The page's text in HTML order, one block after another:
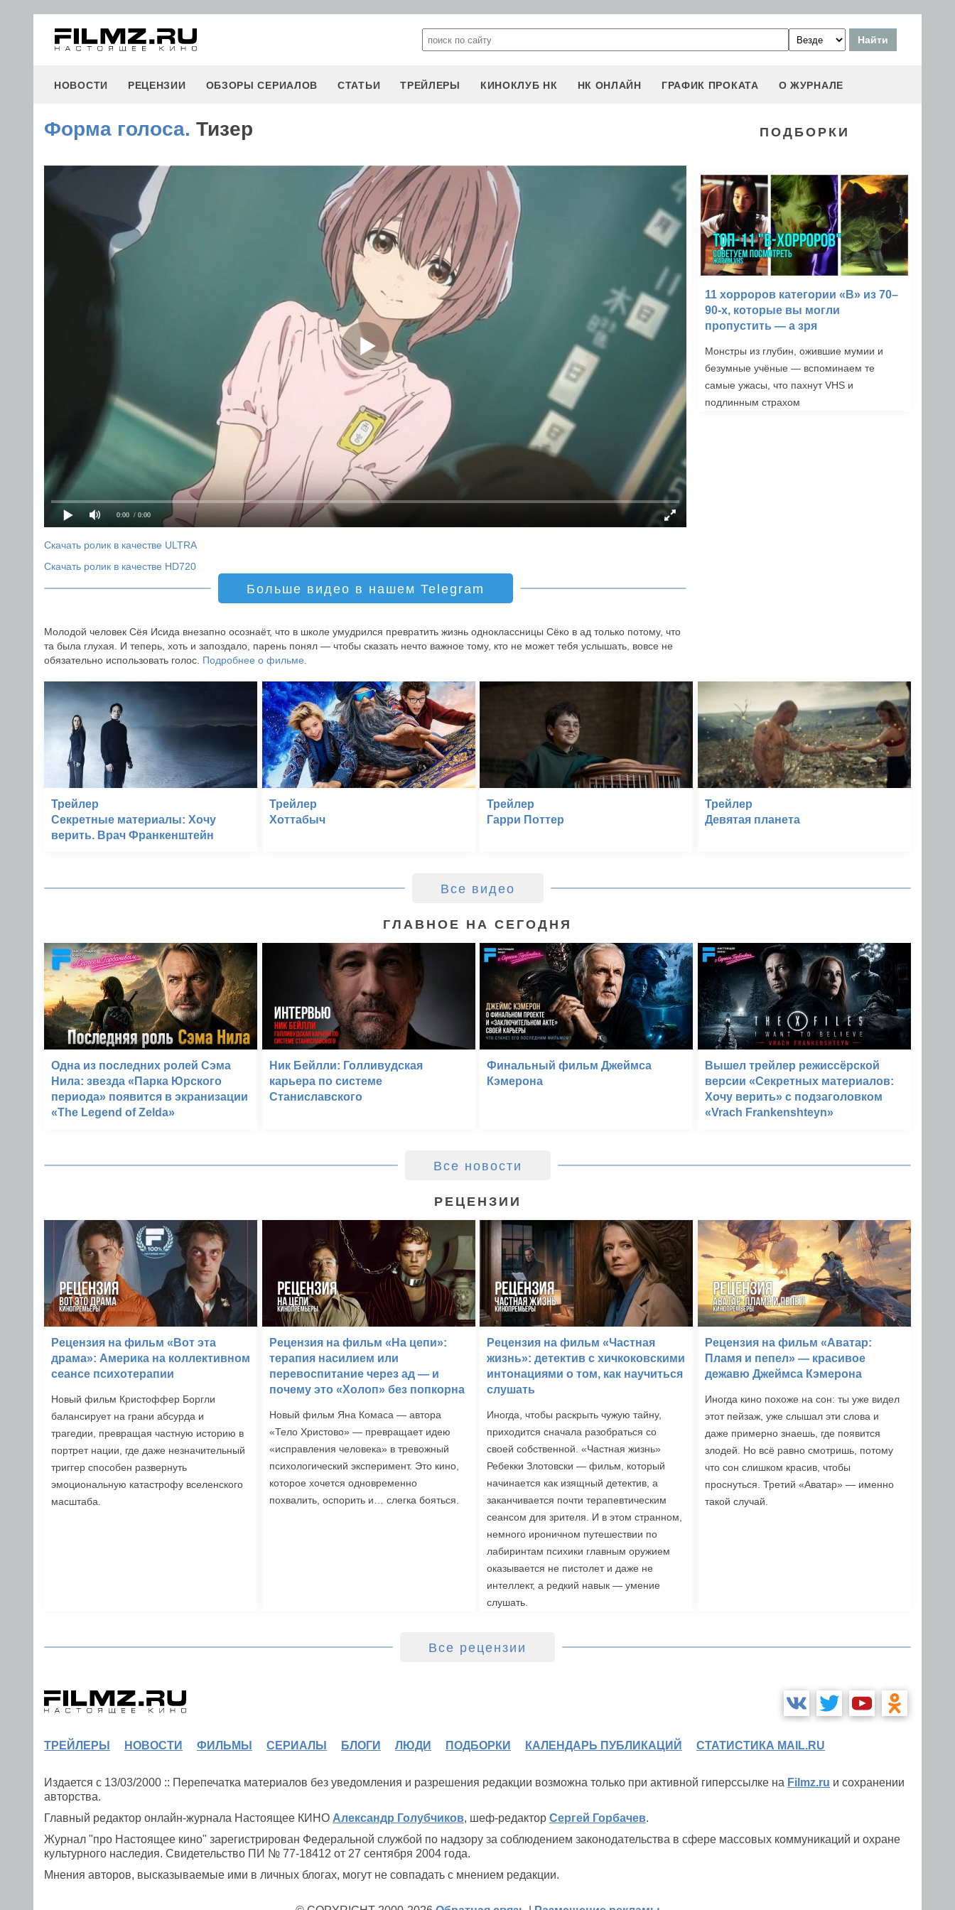
НОВОСТИ РЕЦЕНЗИИ ОБЗОРЫ СЕРИАЛОВ СТАТЬИ ТРЕЙЛЕРЫ КИНОКЛУБ НК НК ОНЛАЙН ГРАФИК ПРОКАТА О ЖУРНАЛЕ
Форма голоса. Тизер
0:00 / 0:00
Скачать ролик в качестве ULTRA
Скачать ролик в качестве HD720
Больше видео в нашем Telegram
Молодой человек Сёя Исида внезапно осознаёт, что в школе умудрился превратить жизнь одноклассницы Сёко в ад только потому, что
та была глухая. И теперь, хоть и запоздало, парень понял — чтобы сказать нечто важное тому, кто не может тебя услышать, вовсе не
обязательно использовать голос. Подробнее о фильме.
ПОДБОРКИ
11 хорроров категории «B» из 70–
90-х, которые вы могли
пропустить — а зря
Монстры из глубин, ожившие мумии и
безумные учёные — вспоминаем те
самые ужасы, что пахнут VHS и
подлинным страхом
Трейлер
Секретные материалы: Хочу
верить. Врач Франкенштейн
Трейлер
Хоттабыч
Трейлер
Гарри Поттер
Трейлер
Девятая планета
Все видео
ГЛАВНОЕ НА СЕГОДНЯ
Одна из последних ролей Сэма
Нила: звезда «Парка Юрского
периода» появится в экранизации
«The Legend of Zelda»
Ник Бейлли: Голливудская
карьера по системе
Станиславского
Финальный фильм Джеймса
Кэмерона
Вышел трейлер режиссёрской
версии «Секретных материалов:
Хочу верить» с подзаголовком
«Vrach Frankenshteyn»
Все новости
РЕЦЕНЗИИ
Рецензия на фильм «Вот эта
драма»: Америка на коллективном
сеансе психотерапии
Новый фильм Кристоффер Боргли
балансирует на грани абсурда и
трагедии, превращая частную историю в
портрет нации, где даже незначительный
триггер способен развернуть
эмоциональную катастрофу вселенского
масштаба.
Рецензия на фильм «На цепи»:
терапия насилием или
перевоспитание через ад — и
почему это «Холоп» без попкорна
Новый фильм Яна Комаса — автора
«Тело Христово» — превращает идею
«исправления человека» в тревожный
психологический эксперимент. Это кино,
которое хочется одновременно
похвалить, оспорить и… слегка бояться.
Рецензия на фильм «Частная
жизнь»: детектив с хичкоковскими
интонациями о том, как научиться
слушать
Иногда, чтобы раскрыть чужую тайну,
приходится сначала разобраться со
своей собственной. «Частная жизнь»
Ребекки Злотовски — фильм, который
начинается как изящный детектив, а
заканчивается почти терапевтическим
сеансом для зрителя. И в этом странном,
немного ироничном путешествии по
лабиринтам психики главным оружием
оказывается не пистолет и даже не
интеллект, а редкий навык — умение
слушать.
Рецензия на фильм «Аватар:
Пламя и пепел» — красивое
дежавю Джеймса Кэмерона
Иногда кино похоже на сон: ты уже видел
этот пейзаж, уже слышал эти слова и
даже примерно знаешь, где появится
злодей. Но всё равно смотришь, потому
что сон слишком красив, чтобы
проснуться. Третий «Аватар» — именно
такой случай.
Все рецензии
ТРЕЙЛЕРЫ НОВОСТИ ФИЛЬМЫ СЕРИАЛЫ БЛОГИ ЛЮДИ ПОДБОРКИ КАЛЕНДАРЬ ПУБЛИКАЦИЙ СТАТИСТИКА MAIL.RU
Издается с 13/03/2000 :: Перепечатка материалов без уведомления и разрешения редакции возможна только при активной гиперссылке на Filmz.ru и сохранении
авторства.
Главный редактор онлайн-журнала Настоящее КИНО Александр Голубчиков, шеф-редактор Сергей Горбачев.
Журнал "про Настоящее кино" зарегистрирован Федеральной службой по надзору за соблюдением законодательства в сфере массовых коммуникаций и охране
культурного наследия. Свидетельство ПИ № 77-18412 от 27 сентября 2004 года.
Мнения авторов, высказываемые ими в личных блогах, могут не совпадать с мнением редакции.